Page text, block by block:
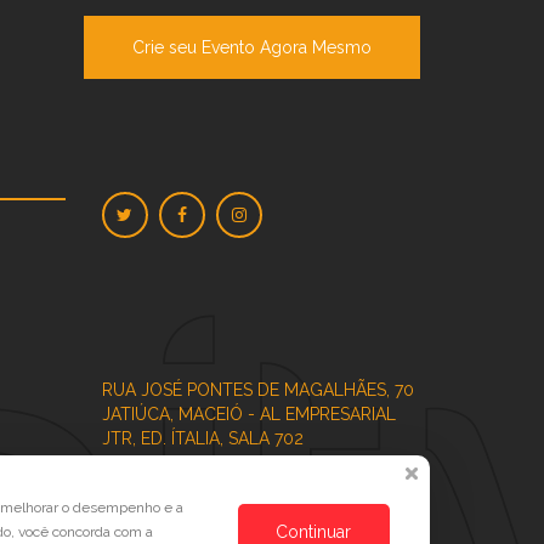
Crie seu Evento Agora Mesmo
RUA JOSÉ PONTES DE MAGALHÃES, 70
JATIÚCA, MACEIÓ - AL
EMPRESARIAL
JTR, ED. ÍTALIA, SALA 702
o desempenho e a
você concorda com a
Continuar